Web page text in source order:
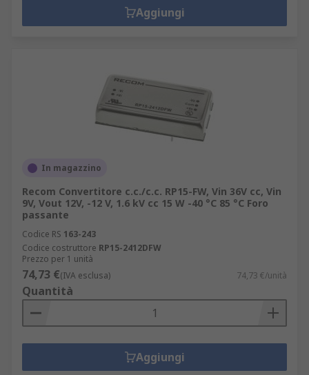
Aggiungi
In magazzino
Recom Convertitore c.c./c.c. RP15-FW, Vin 36V cc, Vin
9V, Vout 12V, -12 V, 1.6 kV cc 15 W -40 °C 85 °C Foro
passante
Codice RS 163-243
Codice costruttore RP15-2412DFW
Prezzo per 1 unità
74,73 €(IVA esclusa) 74,73 €/unità
Quantità
Aggiungi